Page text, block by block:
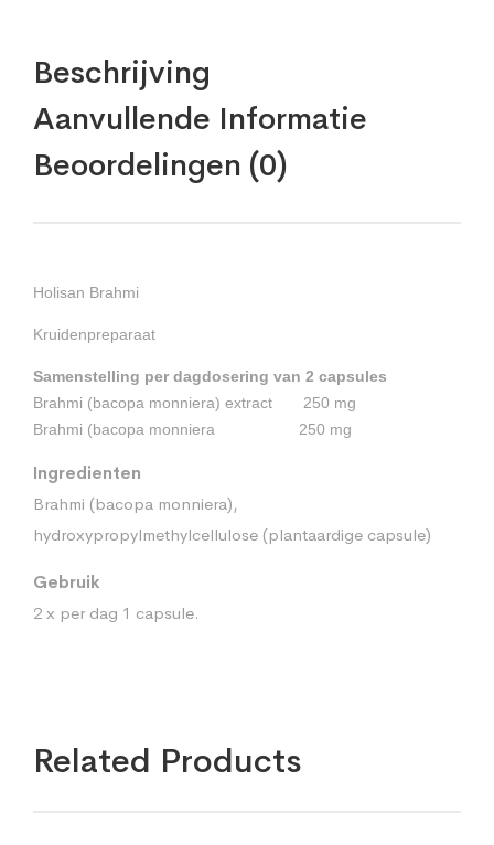
Beschrijving
Aanvullende Informatie
Beoordelingen (0)
Holisan Brahmi
Kruidenpreparaat
Samenstelling per dagdosering van 2 capsules
Brahmi (bacopa monniera) extract 250 mg
Brahmi (bacopa monniera 250 mg
Ingredienten
Brahmi (bacopa monniera),
hydroxypropylmethylcellulose (plantaardige capsule)
Gebruik
2 x per dag 1 capsule.
Related Products